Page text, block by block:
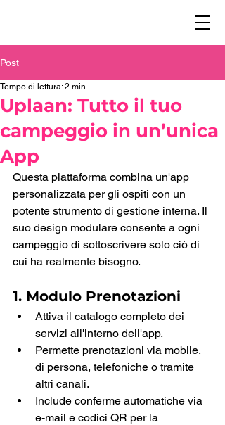
Post
Uplaan: Tutto il tuo
campeggio in un’unica
App
Tempo di lettura: 2 min
Questa piattaforma combina un'app
personalizzata per gli ospiti con un
potente strumento di gestione interna. Il
suo design modulare consente a ogni
campeggio di sottoscrivere solo ciò di
cui ha realmente bisogno.
1. Modulo Prenotazioni
Attiva il catalogo completo dei
servizi all'interno dell'app.
Permette prenotazioni via mobile,
di persona, telefoniche o tramite
altri canali.
Include conferme automatiche via
e-mail e codici QR per la